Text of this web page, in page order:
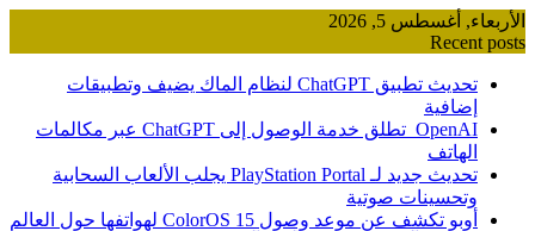
Skip
to
الأربعاء, أغسطس 5, 2026
Recent posts
تحديث تطبيق ChatGPT لنظام الماك يضيف وتطبيقات
إضافية
OpenAI تطلق خدمة الوصول إلى ChatGPT عبر مكالمات
الهاتف
تحديث جديد لـ PlayStation Portal يجلب الألعاب السحابية
وتحسينات صوتية
أوبو تكشف عن موعد وصول ColorOS 15 لهواتفها حول العالم